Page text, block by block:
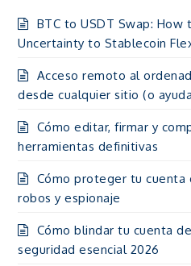
BTC to USDT Swap:
Uncertainty to Stablecoin
Acceso remoto al
desde cualquier sitio (o
Cómo editar, firmar y
herramientas definitivas
Cómo proteger tu cuenta
robos y espionaje
Cómo blindar tu cuenta
seguridad esencial 2026